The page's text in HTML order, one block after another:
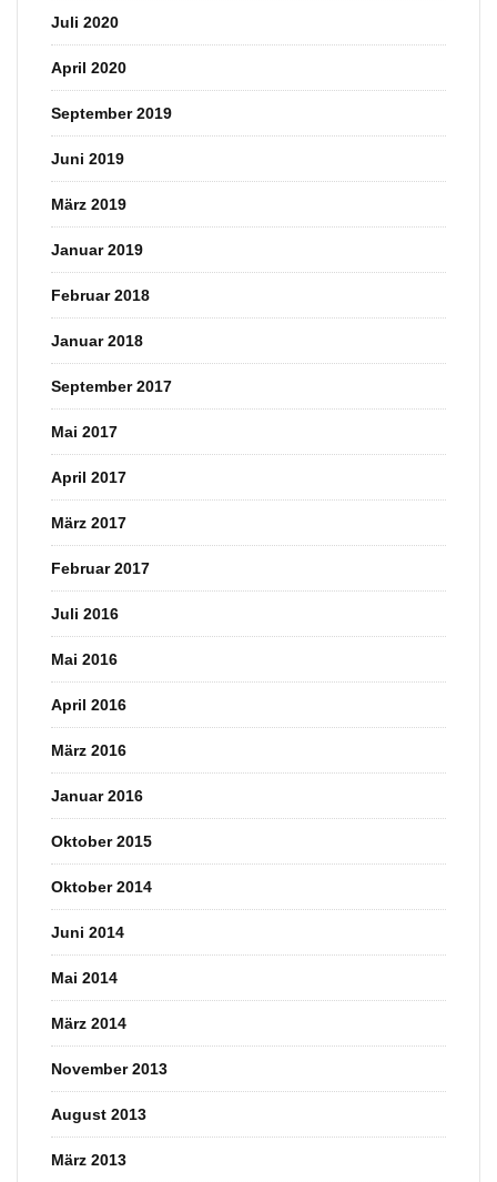
Juli 2020
April 2020
September 2019
Juni 2019
März 2019
Januar 2019
Februar 2018
Januar 2018
September 2017
Mai 2017
April 2017
März 2017
Februar 2017
Juli 2016
Mai 2016
April 2016
März 2016
Januar 2016
Oktober 2015
Oktober 2014
Juni 2014
Mai 2014
März 2014
November 2013
August 2013
März 2013